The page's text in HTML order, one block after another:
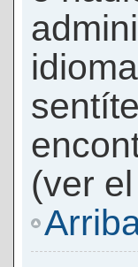
(ver